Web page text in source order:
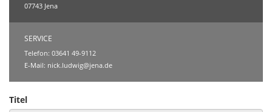
07743 Jena
SERVICE
Telefon: 03641 49-9112
E-Mail: nick.ludwig@jena.de
Titel